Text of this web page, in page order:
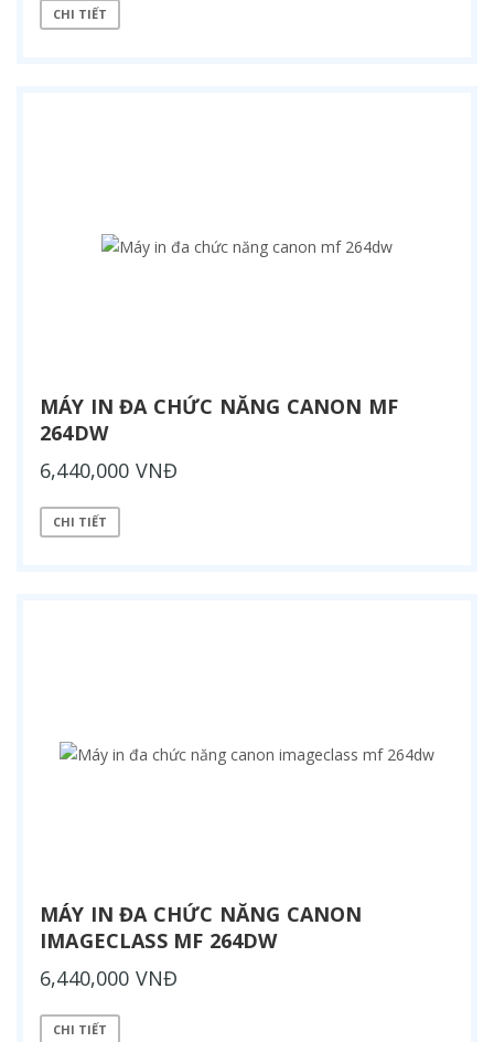
CHI TIẾT
MÁY IN ĐA CHỨC NĂNG CANON MF
264DW
6,440,000 VNĐ
CHI TIẾT
MÁY IN ĐA CHỨC NĂNG CANON
IMAGECLASS MF 264DW
6,440,000 VNĐ
CHI TIẾT